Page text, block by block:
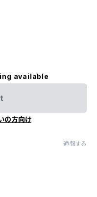
available
の方向け
通報する